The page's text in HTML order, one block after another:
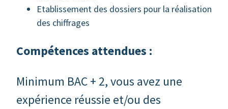
Etablissement des dossiers pour la réalisation
des chiffrages
Compétences attendues :
Minimum BAC + 2, vous avez une
expérience réussie et/ou des